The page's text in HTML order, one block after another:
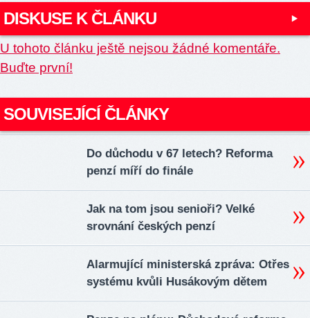
DISKUSE K ČLÁNKU
U tohoto článku ještě nejsou žádné komentáře.
Buďte první!
SOUVISEJÍCÍ ČLÁNKY
Do důchodu v 67 letech? Reforma
penzí míří do finále
Jak na tom jsou senioři? Velké
srovnání českých penzí
Alarmující ministerská zpráva: Otřes
systému kvůli Husákovým dětem